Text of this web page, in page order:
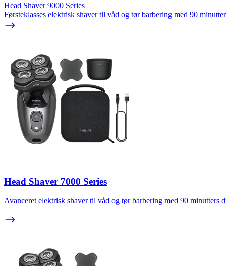
Head Shaver 9000 Series
Førsteklasses elektrisk shaver til våd og tør barbering med 90
Head Shaver 7000 Series
Avanceret elektrisk shaver til våd og tør barbering med 90 minutters